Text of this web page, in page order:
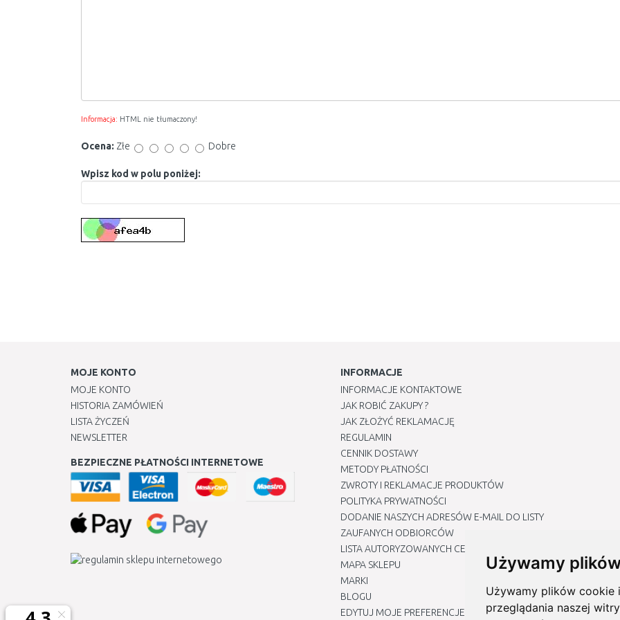
Używamy
Używamy plików cookie
przeglądania naszej
Informacja: HTML nie tłumaczony!
Ocena: Złe Dobre
Wpisz kod w polu poniżej:
MOJE KONTO
MOJE KONTO
HISTORIA ZAMÓWIEŃ
LISTA ŻYCZEŃ
NEWSLETTER
BEZPIECZNE PŁATNOŚCI INTERNETOWE
INFORMACJE
INFORMACJE KONTAKTOWE
JAK ROBIĆ ZAKUPY ?
JAK ZŁOŻYĆ REKLAMACJĘ
REGULAMIN
CENNIK DOSTAWY
METODY PŁATNOŚCI
ZWROTY I REKLAMACJE PRODUKTÓW
POLITYKA PRYWATNOŚCI
DODANIE NASZYCH ADRESÓW E-MAIL DO LISTY
ZAUFANYCH ODBIORCÓW
LISTA AUTORYZOWANYCH CENTRÓW SERWISOWYCH
MAPA SKLEPU
MARKI
BLOGU
EDYTUJ MOJE PREFERENCJE DOTYCZĄCE PLIKÓW